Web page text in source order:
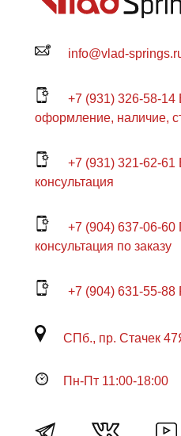
info@vlad-
+7 (931) 326-58-14
оформление, наличие,
+7 (931) 321-62-61
консультация
+7 (904) 637-06-60
консультация по заказу
+7 (904) 631-55-88
СПб., пр. Стачек
Пн-Пт 11:00-18:00